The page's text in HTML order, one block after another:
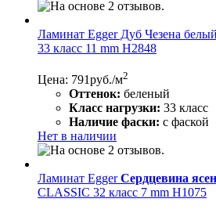
Ламинат Egger Дуб Чезена
33 класс 11 mm Н2848
Цена: 791руб./м2
Оттенок: беленый
Класс нагрузки: 33 класс
Наличие фаски: с фаской
Нет в наличии
Ламинат EggerСердцевина
CLASSIC 32 класс 7 mm Н1075